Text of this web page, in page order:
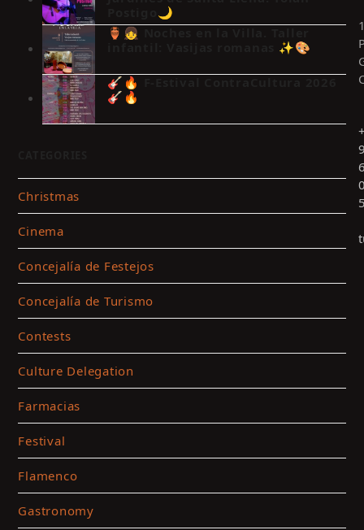
Postigo🌙
🏺👧 Noches en la Villa. Taller
infantil: Vasijas romanas ✨🎨
🎸🔥 F-Estival ContraCultura 2026
🎸🔥
Christmas
Cinema
Concejalía de Festejos
Concejalía de Turismo
Contests
Culture Delegation
Farmacias
Festival
Flamenco
Gastronomy